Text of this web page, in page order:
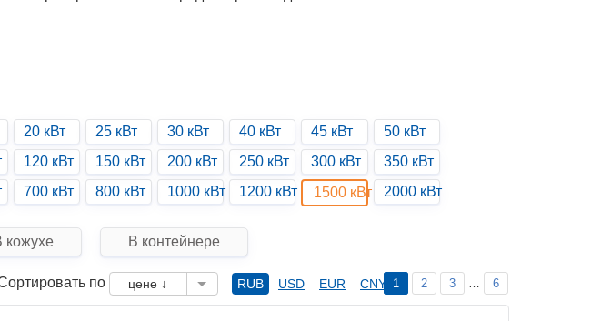
20 кВт 25 кВт 30 кВт 40 кВт 45 кВт
50 кВт
120 кВт 150 кВт 200 кВт 250 кВт 300 кВт
350 кВт
700 кВт 800 кВт 1000 кВт 1200 кВт 1500 кВт 2000 кВт
кожухе В контейнере
по цене ↓ RUB USD EUR CNY 1 2 3 … 6